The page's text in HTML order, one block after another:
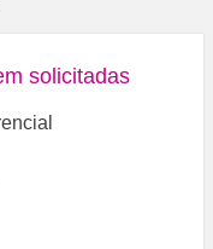
solicitadas